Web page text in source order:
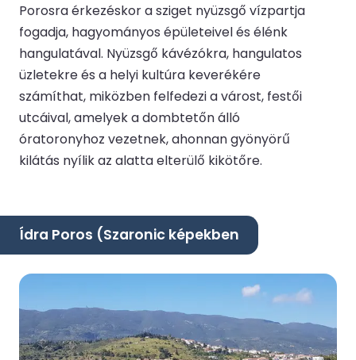
Porosra érkezéskor a sziget nyüzsgő vízpartja
fogadja, hagyományos épületeivel és élénk
hangulatával. Nyüzsgő kávézókra, hangulatos
üzletekre és a helyi kultúra keverékére
számíthat, miközben felfedezi a várost, festői
utcáival, amelyek a dombtetőn álló
óratoronyhoz vezetnek, ahonnan gyönyörű
kilátás nyílik az alatta elterülő kikötőre.
Ídra Poros (Szaronic képekben